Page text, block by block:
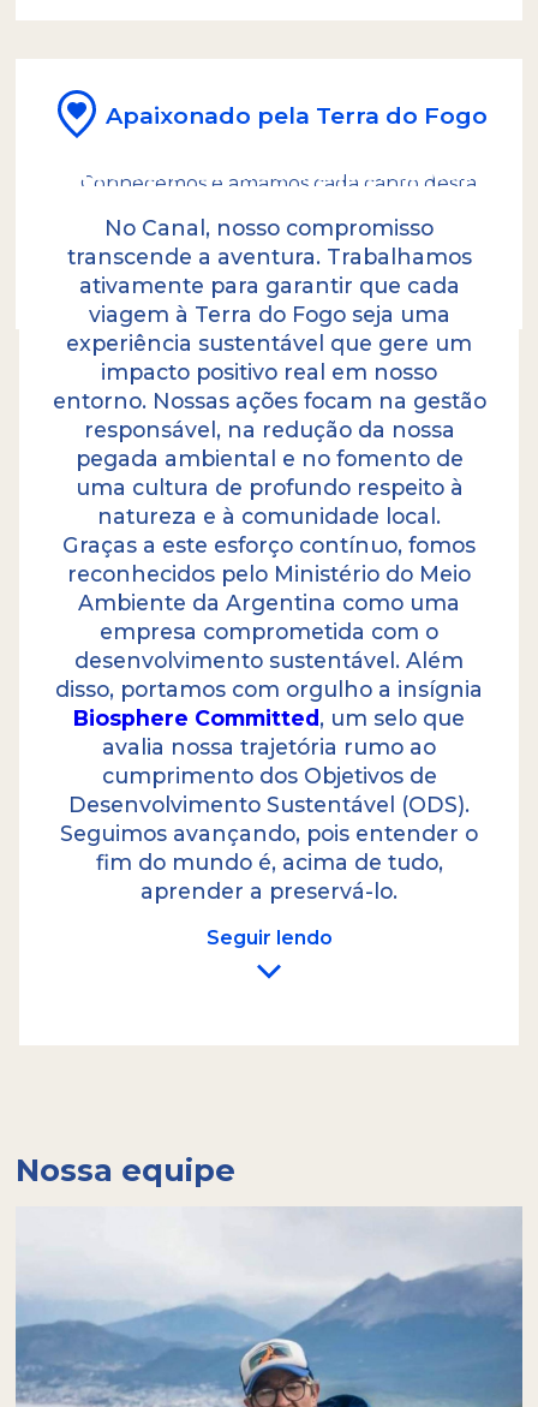
Apaixonado pela Terra do Fogo
Conhecemos e amamos cada canto desta
guias fotografando as paisagens…
Aproveitamos cada excursão tanto
quanto qualquer outro viajante!
Nossa Política Ambiental
No Canal, nosso compromisso
transcende a aventura. Trabalhamos
ativamente para garantir que cada
viagem à Terra do Fogo seja uma
experiência sustentável que gere um
impacto positivo real em nosso
entorno. Nossas ações focam na gestão
responsável, na redução da nossa
pegada ambiental e no fomento de
uma cultura de profundo respeito à
natureza e à comunidade local.
Graças a este esforço contínuo, fomos
reconhecidos pelo Ministério do Meio
Ambiente da Argentina como uma
empresa comprometida com o
desenvolvimento sustentável. Além
disso, portamos com orgulho a insígnia
Biosphere Committed, um selo que
avalia nossa trajetória rumo ao
cumprimento dos Objetivos de
Desenvolvimento Sustentável (ODS).
Seguimos avançando, pois entender o
fim do mundo é, acima de tudo,
aprender a preservá-lo.
Seguir lendo
Somos conscientes do impacto ambiental da
pegada de carbono de cada excursão e nos
propusemos a gerar ações concretas para
compensá-la. Encontramos na
Amigos de la
Patagonia
o aliado perfeito; esta organização
trabalha ativamente na restauração de
Nossa equipe